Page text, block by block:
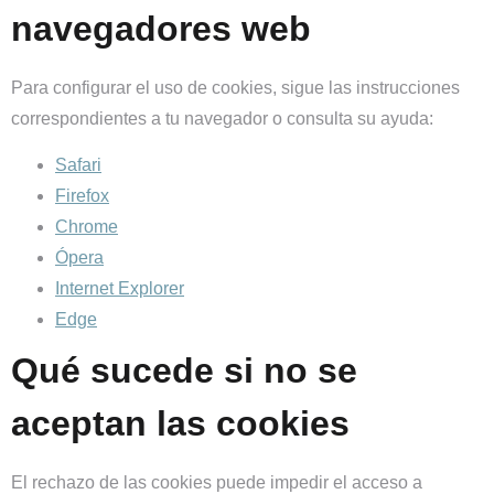
navegadores web
Para configurar el uso de cookies, sigue las instrucciones
correspondientes a tu navegador o consulta su ayuda:
Safari
Firefox
Chrome
Ópera
Internet Explorer
Edge
Qué sucede si no se
aceptan las cookies
El rechazo de las cookies puede impedir el acceso a